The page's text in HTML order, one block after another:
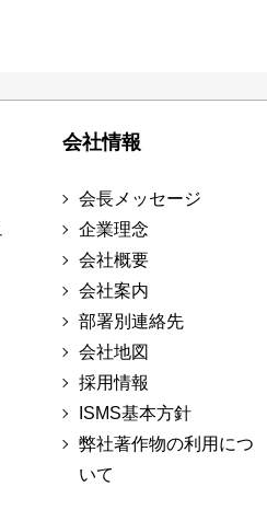
会社情報
会長メッセージ
企業理念
会社概要
会社案内
部署別連絡先
会社地図
採用情報
ISMS基本方針
弊社著作物の利用につ
いて